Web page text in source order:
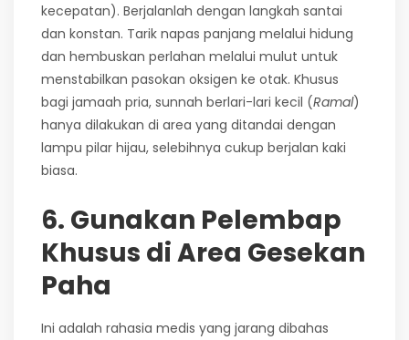
kecepatan). Berjalanlah dengan langkah santai
dan konstan. Tarik napas panjang melalui hidung
dan hembuskan perlahan melalui mulut untuk
menstabilkan pasokan oksigen ke otak. Khusus
bagi jamaah pria, sunnah berlari-lari kecil (Ramal)
hanya dilakukan di area yang ditandai dengan
lampu pilar hijau, selebihnya cukup berjalan kaki
biasa.
6. Gunakan Pelembap
Khusus di Area Gesekan
Paha
Ini adalah rahasia medis yang jarang dibahas